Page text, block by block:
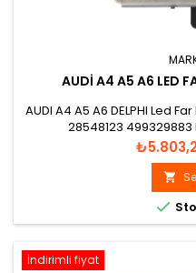
AUDI A4 A5 A6 LED
AUDI A4 A5 A6 DELPHI Led
28548123 499329883
Fiyat


İndirimli fiyat